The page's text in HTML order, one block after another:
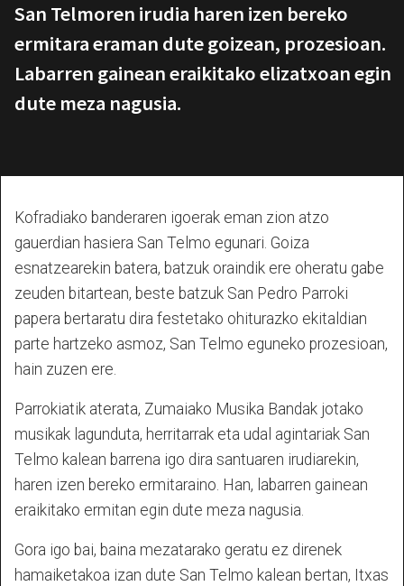
San Telmoren irudia haren izen bereko
ermitara eraman dute goizean, prozesioan.
Labarren gainean eraikitako elizatxoan egin
dute meza nagusia.
Kofradiako banderaren igoerak eman zion atzo
gauerdian hasiera San Telmo egunari. Goiza
esnatzearekin batera, batzuk oraindik ere oheratu gabe
zeuden bitartean, beste batzuk San Pedro Parroki
papera bertaratu dira festetako ohiturazko ekitaldian
parte hartzeko asmoz, San Telmo eguneko prozesioan,
hain zuzen ere.
Parrokiatik aterata, Zumaiako Musika Bandak jotako
musikak lagunduta, herritarrak eta udal agintariak San
Telmo kalean barrena igo dira santuaren irudiarekin,
haren izen bereko ermitaraino. Han, labarren gainean
eraikitako ermitan egin dute meza nagusia.
Gora igo bai, baina mezatarako geratu ez direnek
hamaiketakoa izan dute San Telmo kalean bertan, Itxas